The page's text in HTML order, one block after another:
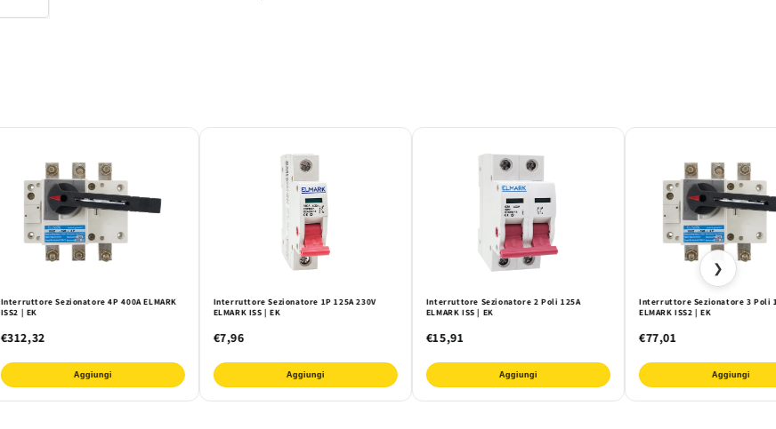
Interruttore Sezionatore 4P 400A ELMARK
ISS2 | EK
€312,32
Aggiungi
Interruttore Sezionatore 1P 125A 230V
ELMARK ISS | EK
€7,96
Aggiungi
Interruttore Sezionatore 2 Poli 125A
ELMARK ISS | EK
€15,91
Aggiungi
Interruttore Sezionatore 3 Poli
ELMARK ISS2 | EK
€77,01
Aggiungi
❯